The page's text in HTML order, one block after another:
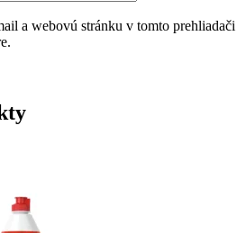
a webovú stránku v tomto prehliadači